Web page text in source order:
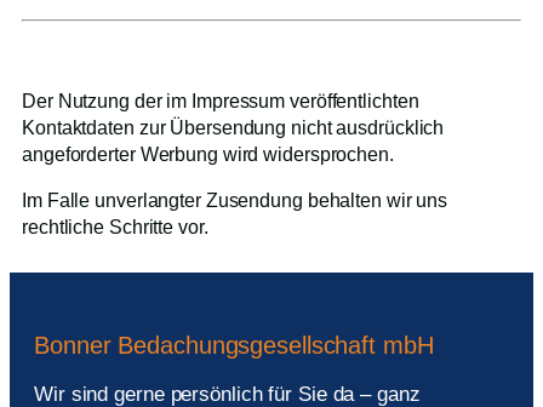
Der Nutzung der im Impressum veröffentlichten
Kontaktdaten zur Übersendung nicht ausdrücklich
angeforderter Werbung wird widersprochen.
Im Falle unverlangter Zusendung behalten wir uns
rechtliche Schritte vor.
Bonner Bedachungsgesellschaft mbH
Wir sind gerne persönlich für Sie da – ganz